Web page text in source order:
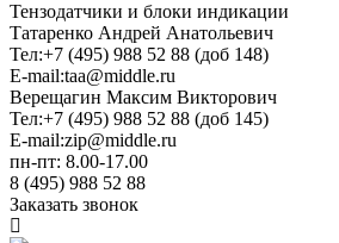
Тензодатчики и блоки индикации
Татаренко Андрей Анатольевич
Тел:+7 (495) 988 52 88 (доб 148)
E-mail:taa@middle.ru
Верещагин Максим Викторович
Тел:+7 (495) 988 52 88 (доб 145)
E-mail:zip@middle.ru
пн-пт: 8.00-17.00
8 (495) 988 52 88
Заказать звонок